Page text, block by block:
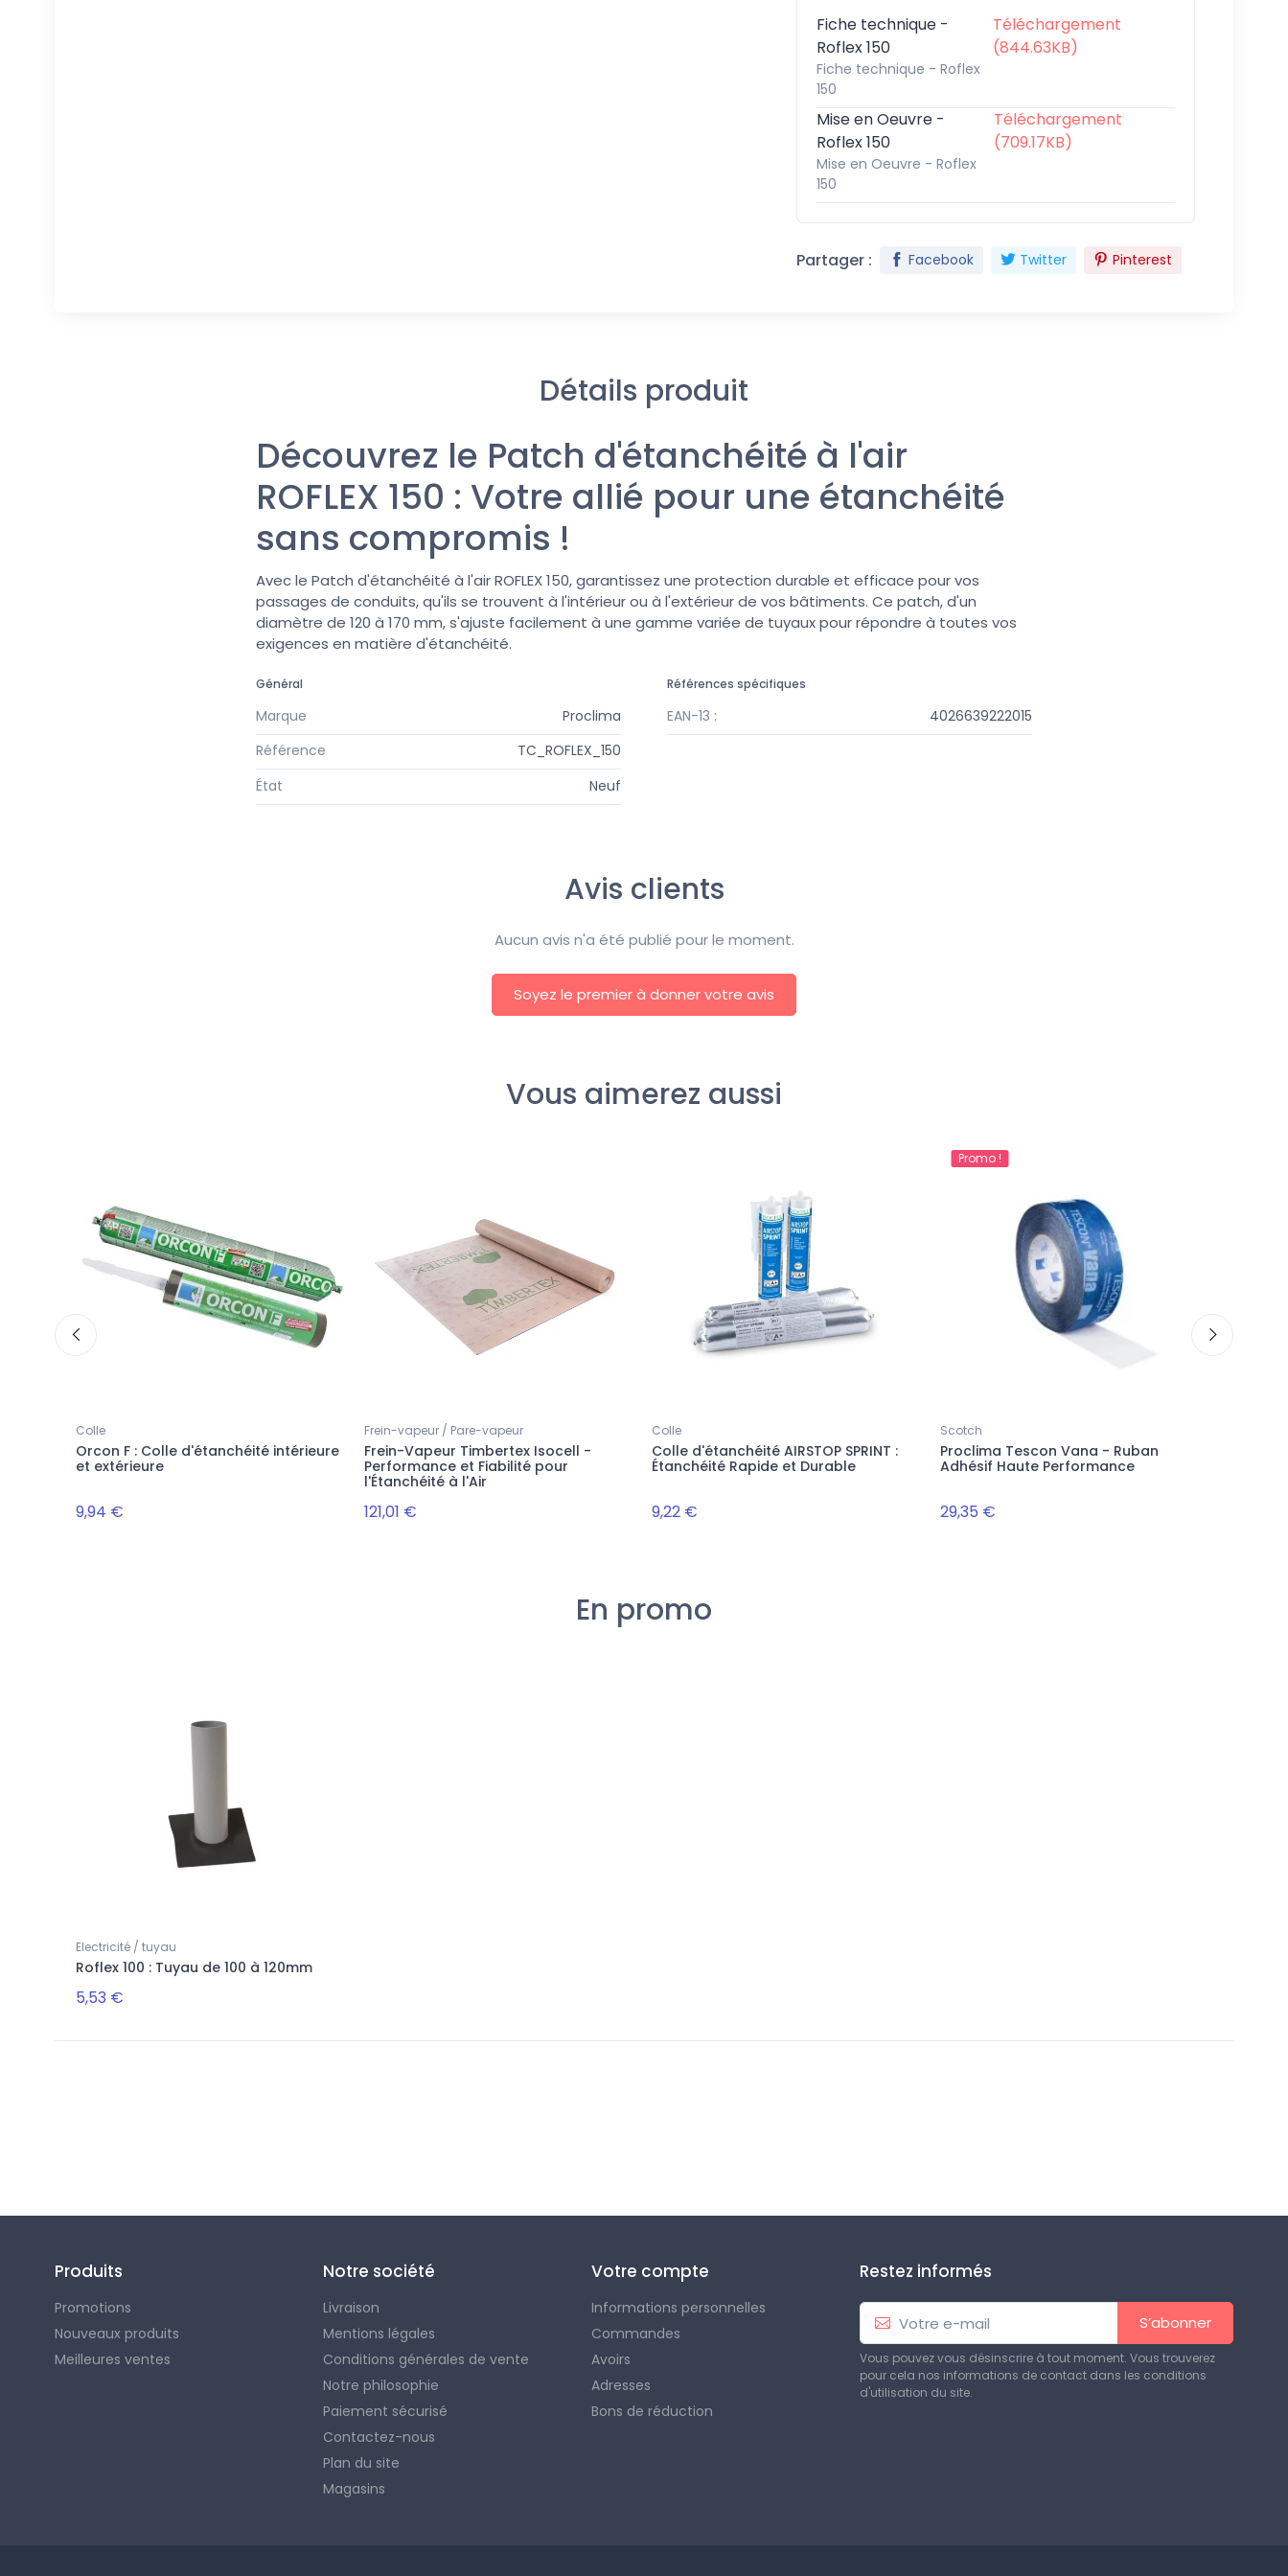
Fiche technique -
Roflex 150
Fiche technique - Roflex
150
Téléchargement
(844.63KB)
Mise en Oeuvre -
Roflex 150
Mise en Oeuvre - Roflex
150
Téléchargement
(709.17KB)
Partager : Facebook Twitter Pinterest
Détails produit
Découvrez le Patch d'étanchéité à l'air
ROFLEX 150 : Votre allié pour une étanchéité
sans compromis !
Avec le Patch d'étanchéité à l'air ROFLEX 150, garantissez une protection durable et efficace pour vos
passages de conduits, qu'ils se trouvent à l'intérieur ou à l'extérieur de vos bâtiments. Ce patch, d'un
diamètre de 120 à 170 mm, s'ajuste facilement à une gamme variée de tuyaux pour répondre à toutes vos
exigences en matière d'étanchéité.
Général
Marque
Proclima
Référence
TC_ROFLEX_150
État
Neuf
Références spécifiques
EAN-13 : 4026639222015
Vous aimerez aussi
Colle
Orcon F : Colle d'étanchéité intérieure
et extérieure
9,94 €
Frein-vapeur / Pare-vapeur
Frein-Vapeur Timbertex Isocell -
Performance et Fiabilité pour
l'Étanchéité à l'Air
121,01 €
Colle
Colle d'étanchéité AIRSTOP SPRINT :
Étanchéité Rapide et Durable
9,22 €
Promo !
Scotch
Proclima Tescon Vana - Ruban
Adhésif Haute Performance
29,35 €
Avis clients
Aucun avis n'a été publié pour le moment.
Soyez le premier à donner votre avis
En promo
Electricité / tuyau
Roflex 100 : Tuyau de 100 à 120mm
5,53 €
Produits
Promotions
Nouveaux produits
Meilleures ventes
Notre société
Livraison
Mentions légales
Conditions générales de vente
Notre philosophie
Paiement sécurisé
Contactez-nous
Plan du site
Magasins
Votre compte
Informations personnelles
Commandes
Avoirs
Adresses
Bons de réduction
Restez informés
S’abonner
Vous pouvez vous désinscrire à tout moment. Vous trouverez
pour cela nos informations de contact dans les conditions
d'utilisation du site.